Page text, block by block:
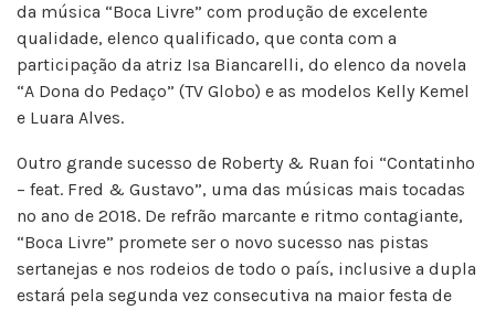
da música “Boca Livre” com produção de excelente
qualidade, elenco qualificado, que conta com a
participação da atriz Isa Biancarelli, do elenco da novela
“A Dona do Pedaço” (TV Globo) e as modelos Kelly Kemel
e Luara Alves.
Outro grande sucesso de Roberty & Ruan foi “Contatinho
– feat. Fred & Gustavo”, uma das músicas mais tocadas
no ano de 2018. De refrão marcante e ritmo contagiante,
“Boca Livre” promete ser o novo sucesso nas pistas
sertanejas e nos rodeios de todo o país, inclusive a dupla
estará pela segunda vez consecutiva na maior festa de